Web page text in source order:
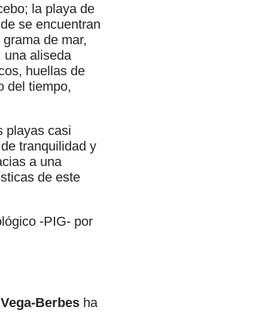
la playa de
se encuentran
de mar,
una aliseda
huellas de
del tiempo,
playas casi
tranquilidad y
a una
de este
-PIG- por
Berbes ha